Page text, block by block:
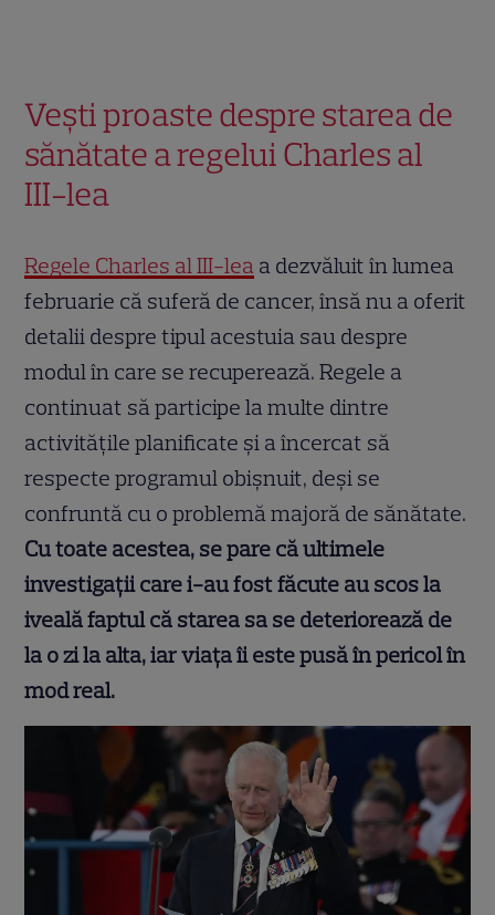
Vești proaste despre starea de
sănătate a regelui Charles al
III-lea
Regele Charles al III-lea a dezvăluit în lumea
februarie că suferă de cancer, însă nu a oferit
detalii despre tipul acestuia sau despre
modul în care se recuperează. Regele a
continuat să participe la multe dintre
activitățile planificate și a încercat să
respecte programul obișnuit, deși se
confruntă cu o problemă majoră de sănătate.
Cu toate acestea, se pare că ultimele
investigații care i-au fost făcute au scos la
iveală faptul că starea sa se deteriorează de
la o zi la alta, iar viața îi este pusă în pericol în
mod real.